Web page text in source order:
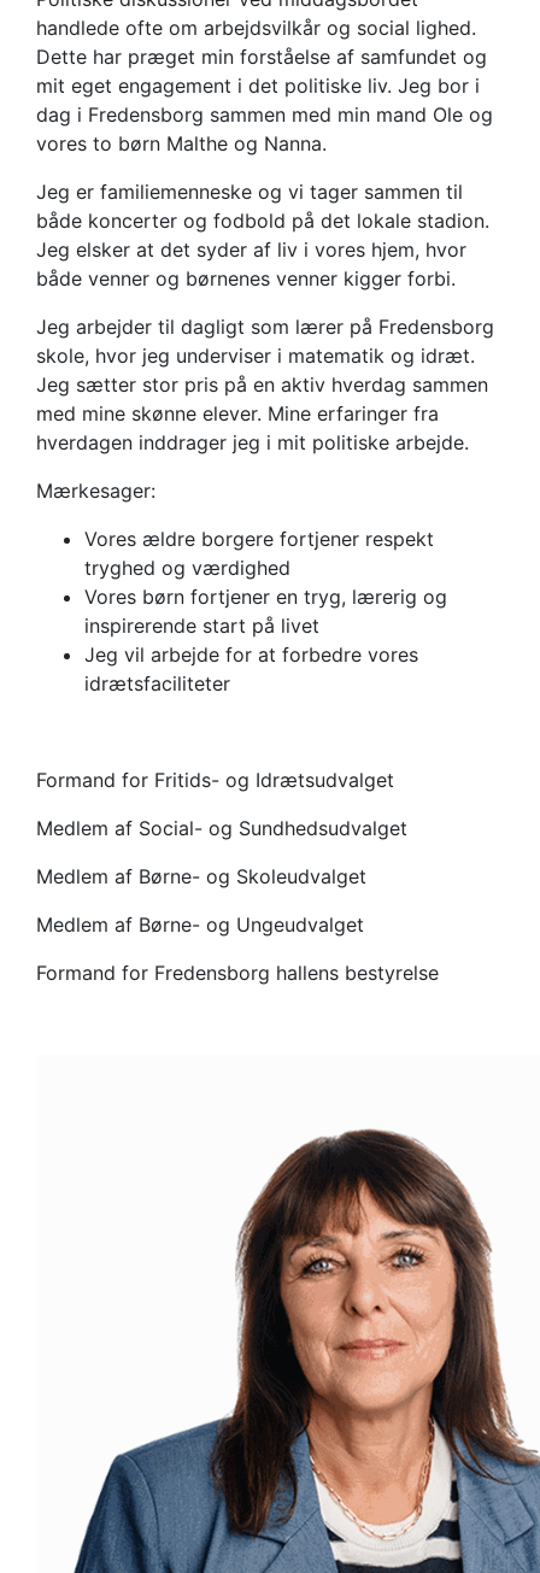
handlede ofte om arbejdsvilkår og social lighed.
Dette har præget min forståelse af samfundet og
mit eget engagement i det politiske liv. Jeg bor i
dag i Fredensborg sammen med min mand Ole og
vores to børn Malthe og Nanna.
Jeg er familiemenneske og vi tager sammen til
både koncerter og fodbold på det lokale stadion.
Jeg elsker at det syder af liv i vores hjem, hvor
både venner og børnenes venner kigger forbi.
Jeg arbejder til dagligt som lærer på Fredensborg
skole, hvor jeg underviser i matematik og idræt.
Jeg sætter stor pris på en aktiv hverdag sammen
med mine skønne elever. Mine erfaringer fra
hverdagen inddrager jeg i mit politiske arbejde.
Mærkesager:
Vores ældre borgere fortjener respekt
tryghed og værdighed
Vores børn fortjener en tryg, lærerig og
inspirerende start på livet
Jeg vil arbejde for at forbedre vores
idrætsfaciliteter
Formand for Fritids- og Idrætsudvalget
Medlem af Social- og Sundhedsudvalget
Medlem af Børne- og Skoleudvalget
Medlem af Børne- og Ungeudvalget
Formand for Fredensborg hallens bestyrelse